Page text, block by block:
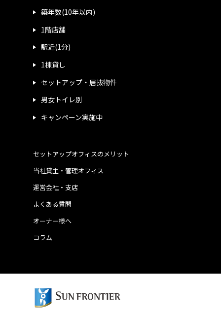
築年数(10年以内)
1階店舗
駅近(1分)
1棟貸し
セットアップ・居抜物件
男女トイレ別
キャンペーン実施中
運営会社・支店
よくある質問
当社貸主・管理オフィス
オーナー様へ
コラム
セットアップオフィスのメリット